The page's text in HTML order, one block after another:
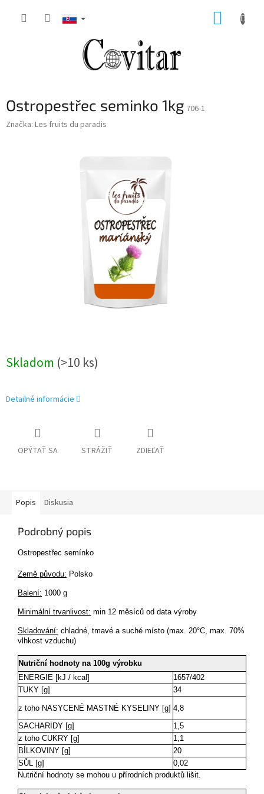
Ostropestřec seminko 1kg 706-1
Značka: Les fruits du paradis
Skladom (>10 ks)
Detailné informácie
OPÝTAŤ SA STRÁŽIŤ ZDIEĽAŤ
Popis Diskusia
Podrobný popis
Ostropestřec semínko
Země původu: Polsko
Balení: 1000 g
Minimální trvanlivost: min 12 měsíců od data výroby
Skladování: chladné, tmavé a suché místo (max. 20°C, max. 70%
vlhkost vzduchu)
Nutriční hodnoty na 100g výrobku
ENERGIE [kJ / kcal]
1657/402
TUKY [g]
34
z toho NASYCENÉ MASTNÉ KYSELINY [g] 4,8
SACHARIDY [g]
1,5
z toho CUKRY [g]
1,1
BÍLKOVINY [g]
20
SŮL [g]
0,02
Nutriční hodnoty se mohou u přírodních produktů lišit.